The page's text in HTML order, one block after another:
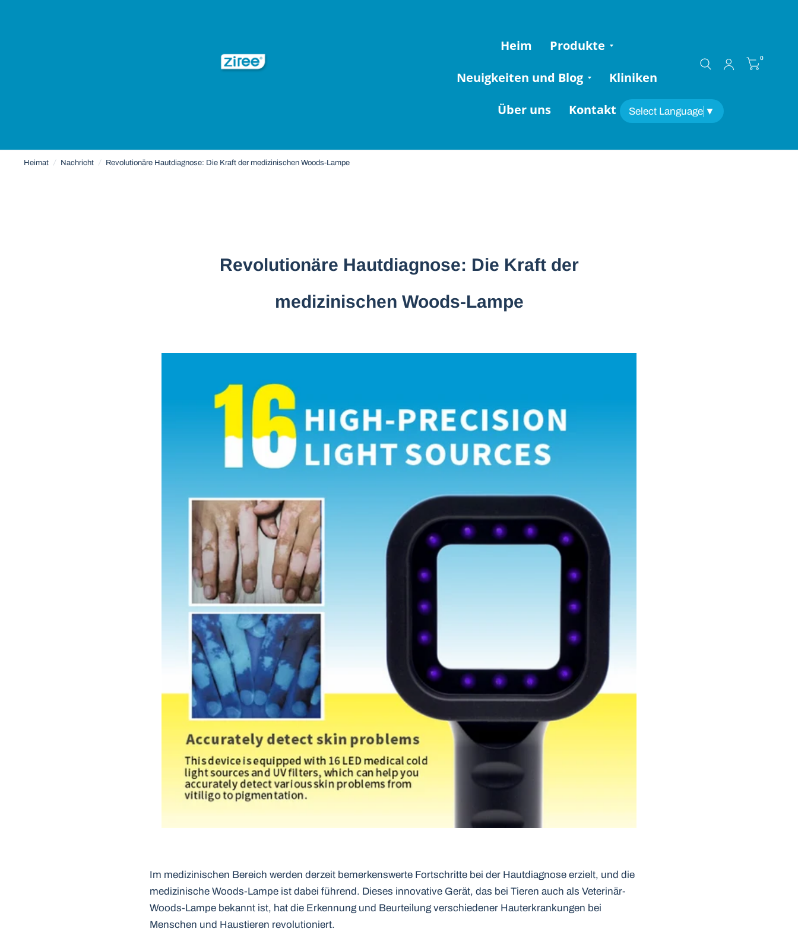
Heim
Produkte
Neuigkeiten und Blog
Kliniken
Über uns
Kontakt
0
Select Language ▼
Heimat / Nachricht / Revolutionäre Hautdiagnose: Die Kraft der medizinischen Woods-Lampe
Revolutionäre Hautdiagnose: Die Kraft der
medizinischen Woods-Lampe
Im medizinischen Bereich werden derzeit bemerkenswerte Fortschritte bei der Hautdiagnose erzielt, und die
medizinische Woods-Lampe ist dabei führend. Dieses innovative Gerät, das bei Tieren auch als Veterinär-
Woods-Lampe bekannt ist, hat die Erkennung und Beurteilung verschiedener Hauterkrankungen bei
Menschen und Haustieren revolutioniert.